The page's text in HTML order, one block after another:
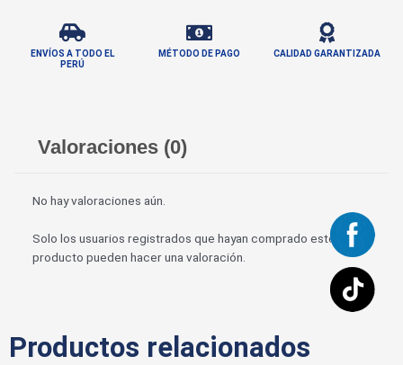
ENVÍOS A TODO EL
PERÚ
MÉTODO DE PAGO CALIDAD GARANTIZADA
Valoraciones (0)
No hay valoraciones aún.
Solo los usuarios registrados que hayan comprado este
producto pueden hacer una valoración.
Productos relacionados